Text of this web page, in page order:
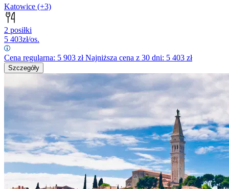
Katowice (+3)
2 posiłki
5 403zł/os.
Cena regularna: 5 903 złNajniższa cena z 30 dni: 5 403 zł
Szczegóły